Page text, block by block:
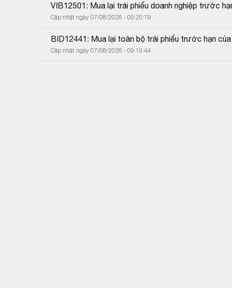
VIB12501: Mua lại trái phiếu doanh nghiệp trước
Cập nhật ngày 07/08/2026 - 09:20:19
BID12441: Mua lại toàn bộ trái phiếu trước hạn
Cập nhật ngày 07/08/2026 - 09:19:44